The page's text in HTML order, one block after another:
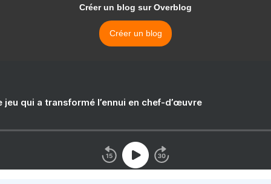
Créer un blog sur Overblog
Créer un blog
jeu qui a transformé l’ennui en chef-d’œuvre